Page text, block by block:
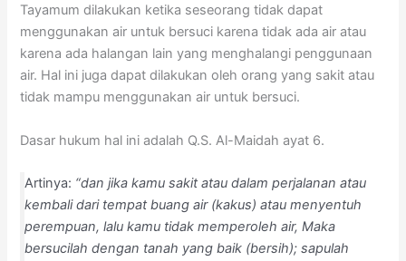
Tayamum dilakukan ketika seseorang tidak dapat
menggunakan air untuk bersuci karena tidak ada air atau
karena ada halangan lain yang menghalangi penggunaan
air. Hal ini juga dapat dilakukan oleh orang yang sakit atau
tidak mampu menggunakan air untuk bersuci.
Dasar hukum hal ini adalah Q.S. Al-Maidah ayat 6.
Artinya: “dan jika kamu sakit atau dalam perjalanan atau
kembali dari tempat buang air (kakus) atau menyentuh
perempuan, lalu kamu tidak memperoleh air, Maka
bersucilah dengan tanah yang baik (bersih); sapulah